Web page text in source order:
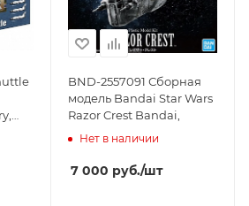
BND-2557091 Сборная
модель Bandai Star Wars
Razor Crest Bandai,
Нет в наличии
7 000 руб./шт